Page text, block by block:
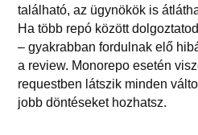
található, az ügynökök is
Ha több repó között
– gyakrabban fordulnak elő
a review. Monorepo esetén
requestben látszik minden
jobb döntéseket hozhatsz.